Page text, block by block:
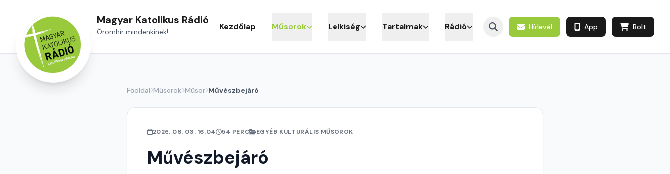
Magyar Katolikus Rádió
Örömhír mindenkinek! Kezdőlap Műsorok Lelkiség Tartalmak Rádió Hírlevél App Bolt
Főoldal Műsorok Műsor Művészbejáró
2026. 06. 03. 16:04 54 PERC EGYÉB KULTURÁLIS MŰSOROK
Művészbejáró